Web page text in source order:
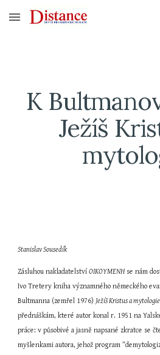
Skip to main content
K
Ježíš
Stanislav Sousedík
Zásluhou nakladatelství OIKOYMENH se nám
Ivo Tretery kniha významného německého
Bultmanna (zemřel 1976) Ježíš Kristus a mytologie
přednáškám, které autor konal r. 1951 na
práce: v působivé a jasně napsané zkratce se
myšlenkami autora, jehož program